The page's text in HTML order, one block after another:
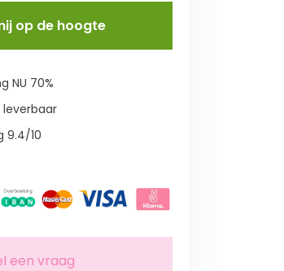
op de hoogte
NU 70%
9.4/10
een vraag